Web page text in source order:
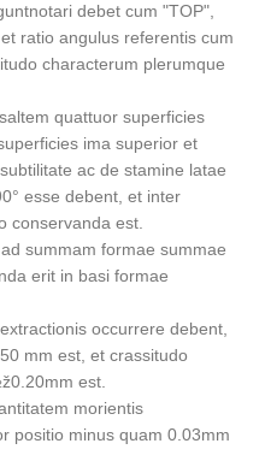
notari debet cum "TOP",
ratio angulus referentis cum
characterum plerumque
quattuor superficies
ima superior et
ac de stamine latae
esse debent, et inter
conservanda est.
summam formae summae
erit in basi formae
occurrere debent,
mm est, et crassitudo
est.
morientis
positio minus quam 0.03mm